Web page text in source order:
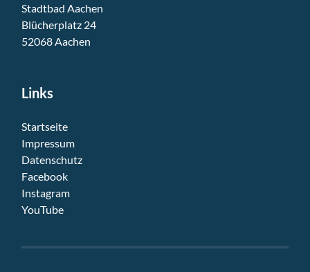
Stadtbad Aachen
Blücherplatz 24
52068 Aachen
Links
Startseite
Impressum
Datenschutz
Facebook
Instagram
YouTube